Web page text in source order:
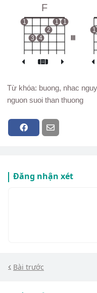
F
1
3 4
2
1 1
1
Từ khóa: buong, nhac
nguon suoi than thuong
Đăng nhận xét
Bài trước